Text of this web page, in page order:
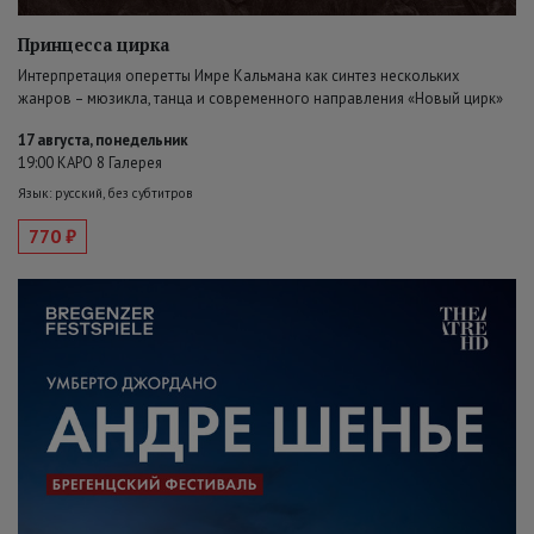
Принцесса цирка
Интерпретация оперетты Имре Кальмана как синтез нескольких
жанров – мюзикла, танца и современного направления «Новый цирк»
17 августа, понедельник
19:00 КАРО 8 Галерея
Язык: русский, без субтитров
770 ₽